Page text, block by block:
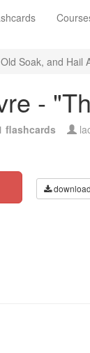
Soak, and Hail
-
flashcards